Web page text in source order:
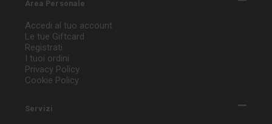
Area Personale
Accedi al tuo account
Le tue Giftcard
Registrati
I tuoi ordini
Privacy Policy
Cookie Policy
Servizi